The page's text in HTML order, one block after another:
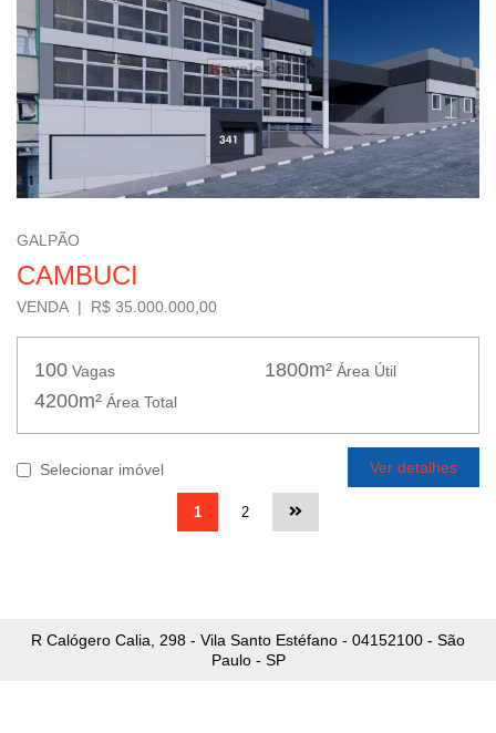
GALPÃO
CAMBUCI
VENDA | R$ 35.000.000,00
100 Vagas 1800m² Área Útil
4200m² Área Total
Selecionar imóvel Ver detalhes
1 2
R Calógero Calia, 298 - Vila Santo Estéfano - 04152100 - São
Paulo - SP